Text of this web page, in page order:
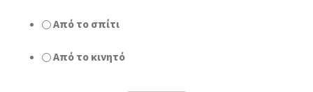
Από το σπίτι
Από το κινητό